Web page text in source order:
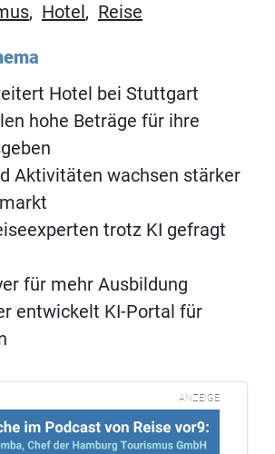
, Hotel , Reise
Hotel bei Stuttgart
hohe Beträge für ihre
Aktivitäten wachsen stärker
trotz KI gefragt
für mehr Ausbildung
entwickelt KI-Portal für
ANZEIGE